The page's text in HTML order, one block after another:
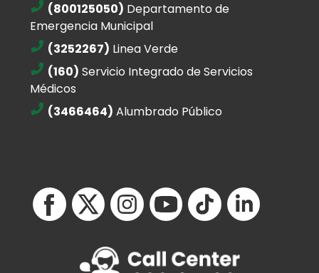
(800125050) Departamento de
Emergencia Municipal
(3252267) Linea Verde
(160) Servicio Integrado de Servicios
Médicos
(3466464) Alumbrado Público